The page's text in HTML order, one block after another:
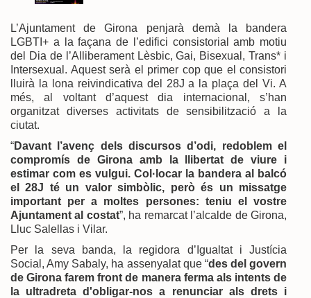
L’Ajuntament de Girona penjarà demà la bandera
LGBTI+ a la façana de l’edifici consistorial amb motiu
del Dia de l’Alliberament Lèsbic, Gai, Bisexual, Trans* i
Intersexual. Aquest serà el primer cop que el consistori
lluirà la lona reivindicativa del 28J a la plaça del Vi. A
més, al voltant d’aquest dia internacional, s’han
organitzat diverses activitats de sensibilització a la
ciutat.
“Davant l’avenç dels discursos d’odi, redoblem el
compromís de Girona amb la llibertat de viure i
estimar com es vulgui. Col·locar la bandera al balcó
el 28J té un valor simbòlic, però és un missatge
important per a moltes persones: teniu el vostre
Ajuntament al costat”, ha remarcat l’alcalde de Girona,
Lluc Salellas i Vilar.
Per la seva banda, la regidora d’Igualtat i Justícia
Social, Amy Sabaly, ha assenyalat que “des del govern
de Girona farem front de manera ferma als intents de
la ultradreta d'obligar-nos a renunciar als drets i